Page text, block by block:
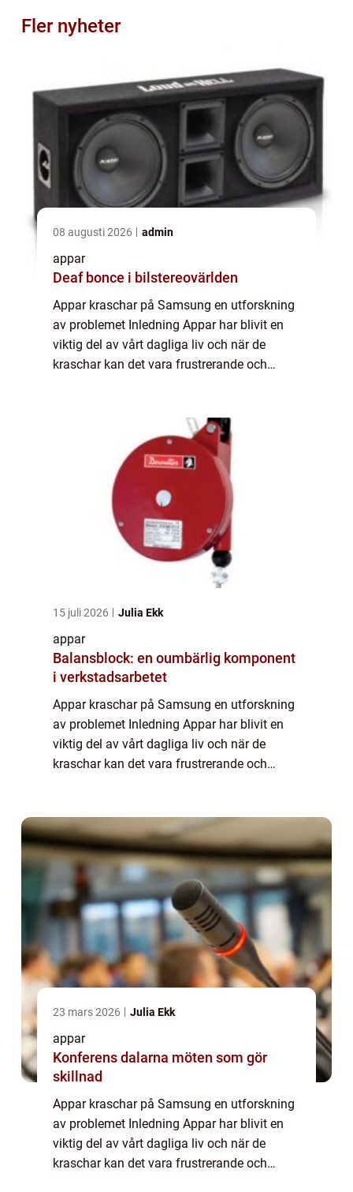
Fler nyheter
08 augusti 2026 admin
appar
Deaf bonce i bilstereovärlden
Appar kraschar på Samsung en utforskning
av problemet Inledning Appar har blivit en
viktig del av vårt dagliga liv och när de
kraschar kan det vara frustrerande och
15 juli 2026 Julia Ekk
appar
Balansblock: en oumbärlig komponent
i verkstadsarbetet
Appar kraschar på Samsung en utforskning
av problemet Inledning Appar har blivit en
viktig del av vårt dagliga liv och när de
kraschar kan det vara frustrerande och
på der...
23 mars 2026 Julia Ekk
appar
Konferens dalarna möten som gör
skillnad
Appar kraschar på Samsung en utforskning
av problemet Inledning Appar har blivit en
viktig del av vårt dagliga liv och när de
kraschar kan det vara frustrerande och